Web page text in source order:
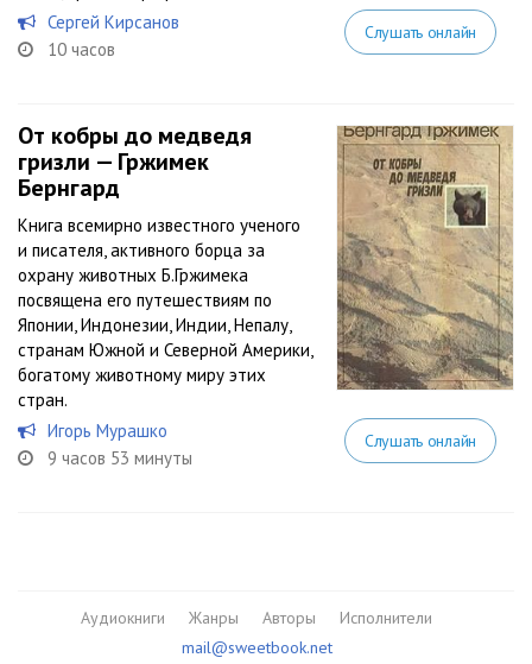
Сергей Кирсанов
10 часов
Слушать онлайн
От кобры до медведя
гризли — Гржимек
Бернгард
Книга всемирно известного ученого
и писателя, активного борца за
охрану животных Б.Гржимека
посвящена его путешествиям по
Японии, Индонезии, Индии, Непалу,
странам Южной и Северной Америки,
богатому животному миру этих
стран.
Игорь Мурашко
9 часов 53 минуты
Слушать онлайн
Аудиокниги Жанры Авторы
Исполнители
mail@sweetbook.net